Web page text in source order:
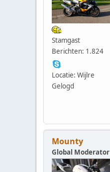
Stamgast
Berichten: 1.824
Locatie: Wijlre
Gelogd
Mounty
Global Moderator